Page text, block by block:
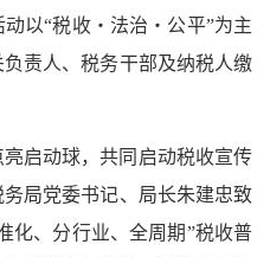
以“税收・法治・公平”为主
责人、税务干部及纳税人缴
启动球，共同启动税收宣传
局党委书记、局长朱建忠致
化、分行业、全周期”税收普